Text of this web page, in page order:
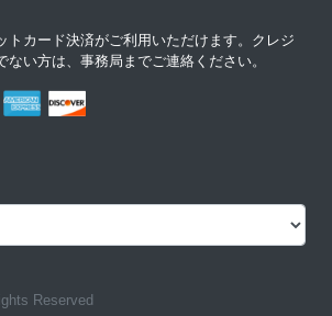
トカード決済がご利用いただけます。クレジ
ない方は、事務局までご連絡ください。
Reserved